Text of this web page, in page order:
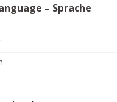
– Sprache